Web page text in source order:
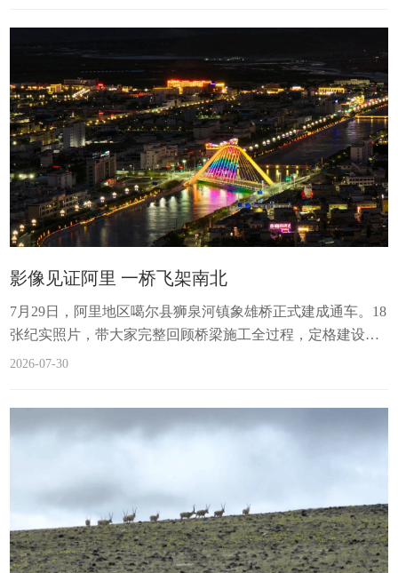
而望，对面一座银褐相间的泥山上，遍布着密密麻麻的洞
窟。更引人注目的是，泥山中间一道银色山体，和周围的黄
褐色山体，构成一幅展翅高飞的鹏鸟形象。...
影像见证阿里 一桥飞架南北
7月29日，阿里地区噶尔县狮泉河镇象雄桥正式建成通车。18
张纪实照片，带大家完整回顾桥梁施工全过程，定格建设者
奋战高原的身影，见证狮泉河镇这座民生新桥顺利通行。
2026-07-30